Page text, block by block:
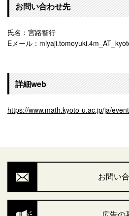
お問い合わせ先
氏名：宮路智行
Eメール：
詳細web
https://www.math.kyoto-u.ac.jp/ja/
お問い